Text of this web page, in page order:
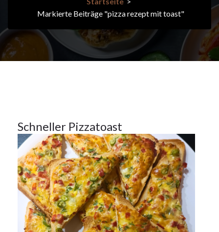
Markierte Beiträge "pizza rezept mit toast"
16
DEZ. 2023
16Dez.
Schneller Pizzatoast